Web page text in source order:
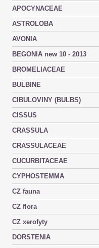
APOCYNACEAE
ASTROLOBA
AVONIA
BEGONIA new 10 - 2013
BROMELIACEAE
BULBINE
CIBULOVINY (BULBS)
CISSUS
CRASSULA
CRASSULACEAE
CUCURBITACEAE
CYPHOSTEMMA
CZ fauna
CZ flora
CZ xerofyty
DORSTENIA